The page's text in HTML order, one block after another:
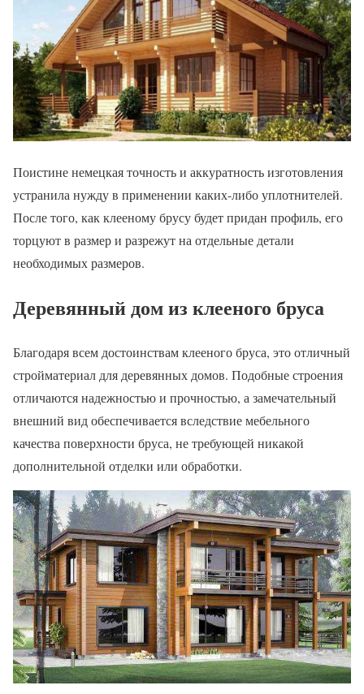
Поистине немецкая точность и аккуратность изготовления
устранила нужду в применении каких-либо уплотнителей.
После того, как клееному брусу будет придан профиль, его
торцуют в размер и разрежут на отдельные детали
необходимых размеров.
Деревянный дом из клееного бруса
Благодаря всем достоинствам клееного бруса, это отличный
стройматериал для деревянных домов. Подобные строения
отличаются надежностью и прочностью, а замечательный
внешний вид обеспечивается вследствие мебельного
качества поверхности бруса, не требующей никакой
дополнительной отделки или обработки.